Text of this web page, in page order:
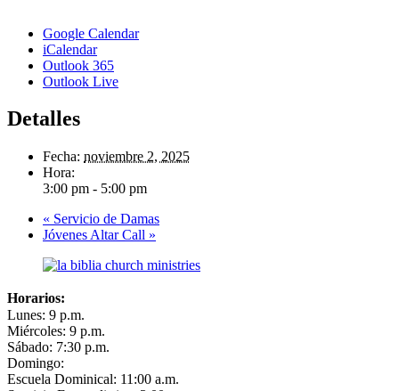
Google Calendar
iCalendar
Outlook 365
Outlook Live
Detalles
Fecha: noviembre 2, 2025
Hora:
3:00 pm - 5:00 pm
« Servicio de Damas
Jóvenes Altar Call »
Horarios:
Lunes: 9 p.m.
Miércoles: 9 p.m.
Sábado: 7:30 p.m.
Domingo:
Escuela Dominical: 11:00 a.m.